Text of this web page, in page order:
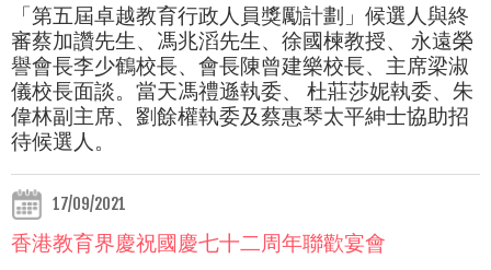
「第五屆卓越教育行政人員獎勵計劃」候選人與終
審蔡加讚先生、馮兆滔先生、徐國楝教授、 永遠榮
譽會長李少鶴校長、會長陳曾建樂校長、主席梁淑
儀校長面談。當天馮禮遜執委、 杜莊莎妮執委、朱
偉林副主席、劉餘權執委及蔡惠琴太平紳士協助招
待候選人。
17/09/2021
香港教育界慶祝國慶七十二周年聯歡宴會